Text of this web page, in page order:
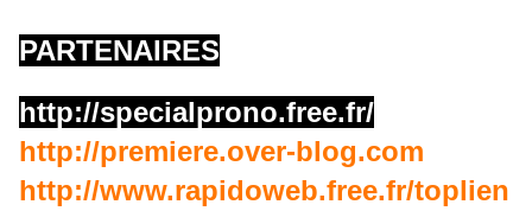
PARTENAIRES
http://specialprono.free.fr/
http://premiere.over-blog.com
http://www.rapidoweb.free.fr/toplien